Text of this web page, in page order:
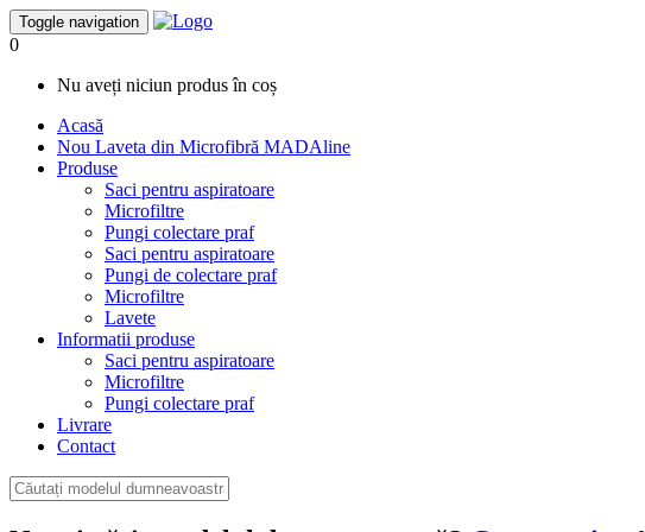
Toggle navigation
0
Nu aveți niciun produs în coș
Acasă
Nou Laveta din Microfibră MADAline
Produse
Saci pentru aspiratoare
Microfiltre
Pungi colectare praf
Saci pentru aspiratoare
Pungi de colectare praf
Microfiltre
Lavete
Informatii produse
Saci pentru aspiratoare
Microfiltre
Pungi colectare praf
Livrare
Contact